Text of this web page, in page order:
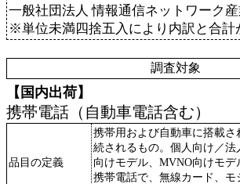
一般社団法人 情報通信ネットワーク
※単位未満四捨五入により内訳と合計
調査対象
【国内出荷】
携帯電話（自動車電話含む）
品目の定義
携帯用および自動車に搭載
続されるもの。個人向け／
向けモデル、MVNO向けモ
携帯電話で、無線カード、